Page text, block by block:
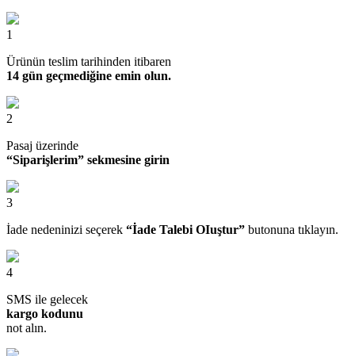
1
Ürünün teslim tarihinden itibaren
14 gün geçmediğine emin olun.
2
Pasaj üzerinde
“Siparişlerim” sekmesine girin
3
İade nedeninizi seçerek “İade Talebi OIuştur” butonuna tıklayın.
4
SMS ile gelecek
kargo kodunu
not alın.